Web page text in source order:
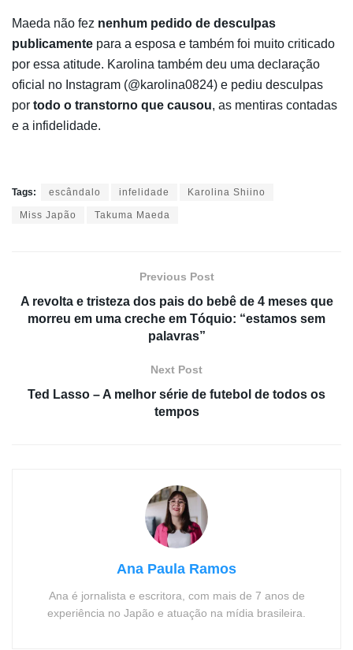
Maeda não fez nenhum pedido de desculpas
publicamente para a esposa e também foi muito criticado
por essa atitude. Karolina também deu uma declaração
oficial no Instagram (@karolina0824) e pediu desculpas
por todo o transtorno que causou, as mentiras contadas
e a infidelidade.
Tags: escândalo infelidade Karolina Shiino
Miss Japão Takuma Maeda
Previous Post
A revolta e tristeza dos pais do bebê de 4 meses que
morreu em uma creche em Tóquio: “estamos sem
palavras”
Next Post
Ted Lasso – A melhor série de futebol de todos os
tempos
Ana Paula Ramos
Ana é jornalista e escritora, com mais de 7 anos de
experiência no Japão e atuação na mídia brasileira.